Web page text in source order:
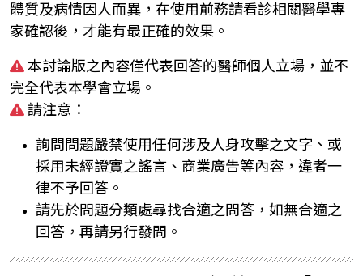
體質及病情因人而異，在使用前務請看診相關醫學專
家確認後，才能有最正確的效果。
本討論版之內容僅代表回答的醫師個人立場，並不
完全代表本學會立場。
請注意：
詢問問題嚴禁使用任何涉及人身攻擊之文字、或
採用未經證實之謠言、商業廣告等內容，違者一
律不予回答。
請先於問題分類處尋找合適之問答，如無合適之
回答，再請另行發問。